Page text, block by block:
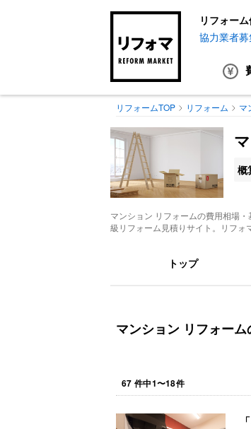
リフォー
協力業者
リフォームTOP リフォーム マ
概
マンション リフォームの費用相場
級リフォーム見積りサイト。リフォ
トップ
マンション リフォー
67 件中1〜18件